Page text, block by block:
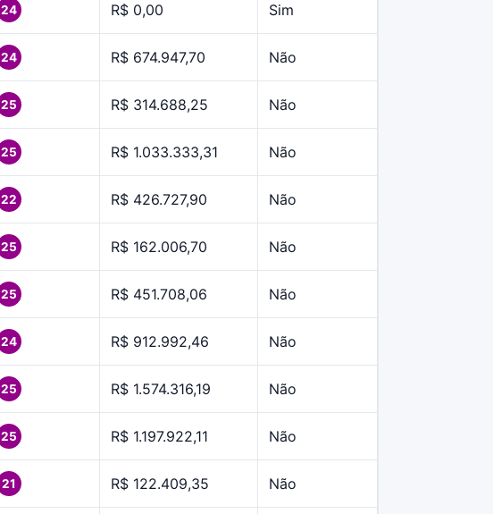
24 R$ 0,00 Sim
24 R$ 674.947,70 Não
25 R$ 314.688,25 Não
25 R$ 1.033.333,31 Não
22 R$ 426.727,90 Não
25 R$ 162.006,70 Não
25 R$ 451.708,06 Não
24 R$ 912.992,46 Não
25 R$ 1.574.316,19 Não
25 R$ 1.197.922,11 Não
21 R$ 122.409,35 Não